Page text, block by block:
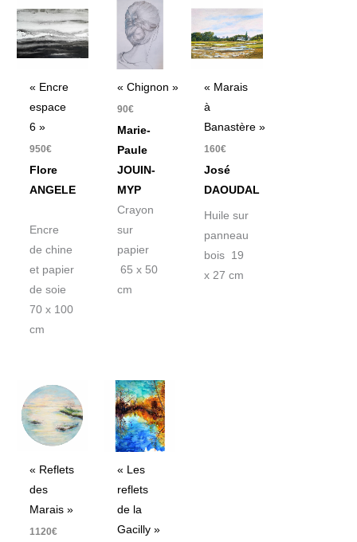
« Encre
espace
6 »
950€
Flore
ANGELE
Encre
de chine
et papier
de soie
70 x 100
cm
« Chignon »
90€
Marie-
Paule
JOUIN-
MYP
Crayon
sur
papier
65 x 50
cm
« Marais
à
Banastère »
160€
José
DAOUDAL
Huile sur
panneau
bois 19
x 27 cm
« Reflets
des
Marais »
1120€
« Les
reflets
de la
Gacilly »